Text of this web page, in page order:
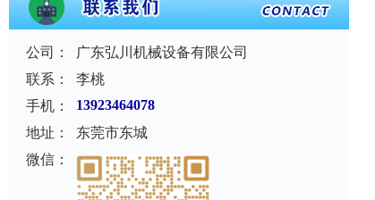
公司：
广东弘川机械设备有限公司
联系：
李桃
手机：
13923464078
地址：
东莞市东城
微信：